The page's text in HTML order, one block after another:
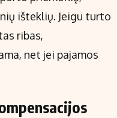
išteklių. Jeigu turto
ribas,
net jei pajamos